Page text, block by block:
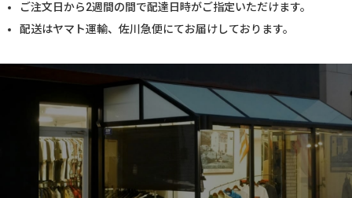
ご注文日から2週間の間で配達日時がご指定いただけます。
配送はヤマト運輸、佐川急便にてお届けしております。